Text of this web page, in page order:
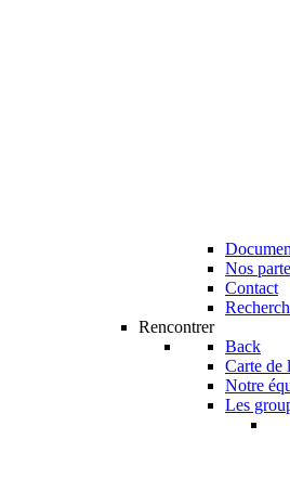
Nos
Contact
Rencontrer
Back
Carte de
Notre
Les